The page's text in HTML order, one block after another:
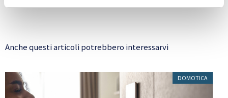
Anche questi articoli potrebbero interessarvi
DOMOTICA